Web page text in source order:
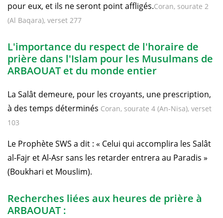
pour eux, et ils ne seront point affligés.Coran, sourate 2
(Al Baqara), verset 277
L'importance du respect de l'horaire de
prière dans l'Islam pour les Musulmans de
ARBAOUAT et du monde entier
La Salât demeure, pour les croyants, une prescription,
à des temps déterminés Coran, sourate 4 (An-Nisa), verset
103
Le Prophète SWS a dit : « Celui qui accomplira les Salât
al-Fajr et Al-Asr sans les retarder entrera au Paradis »
(Boukhari et Mouslim).
Recherches liées aux heures de prière à
ARBAOUAT :